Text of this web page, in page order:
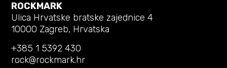
ROCKMARK
Ulica Hrvatske bratske zajednice 4
10000 Zagreb, Hrvatska
+385 1 5392 430
rock@rockmark.hr